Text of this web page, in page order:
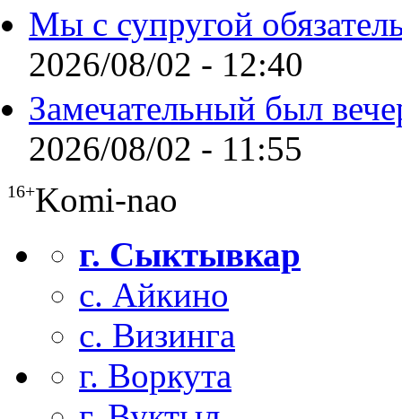
Мы с супругой
2026/08/02 - 12:40
Замечательный был
2026/08/02 - 11:55
16+Komi-nao
г. Сыктывкар
с. Айкино
с. Визинга
г. Воркута